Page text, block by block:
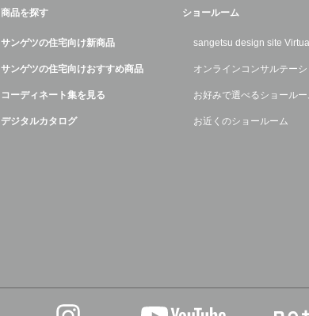
商品を探す
サンゲツの住宅向け新商品
サンゲツの住宅向けおすすめ商品
コーディネート集を見る
デジタルカタログ
ショールーム
sangetsu design site
オンラインコンサルテー
お好みで選べるショール
お近くのショールーム